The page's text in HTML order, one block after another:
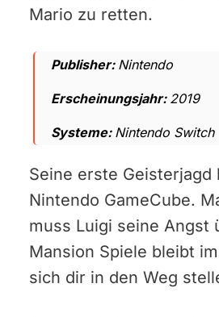
Mario zu retten.
Publisher: Nintendo
Erscheinungsjahr: 2019
Systeme: Nintendo Switch
Seine erste Geisterjagd
Nintendo GameCube.
muss Luigi seine Angst
Mansion Spiele bleibt
sich dir in den Weg